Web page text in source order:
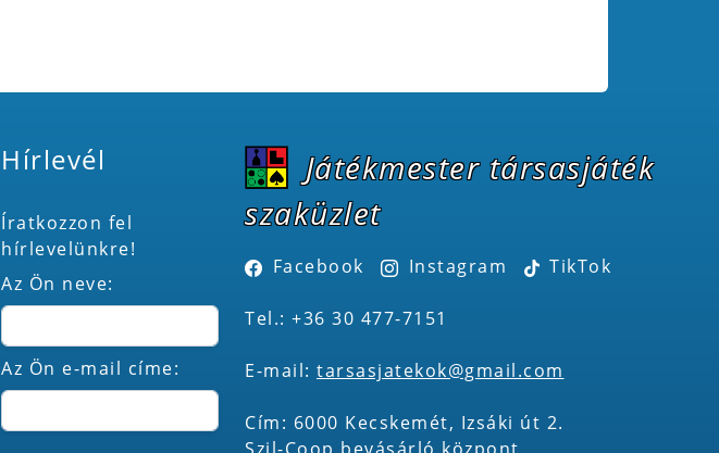
Hírlevél
Íratkozzon fel
hírlevelünkre!
Az Ön neve:
Az Ön e-mail címe:
Játékmester társasjáték
szaküzlet
Facebook Instagram TikTok
Tel.: +36 30 477-7151
E-mail: tarsasjatekok@gmail.com
Cím: 6000 Kecskemét, Izsáki út 2.